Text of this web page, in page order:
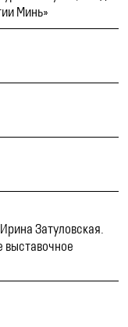
Минь»
Затуловская.
выставочное